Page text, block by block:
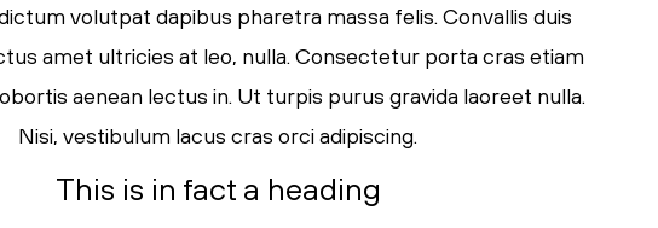
volutpat dapibus pharetra massa felis. Convallis duis
amet ultricies at leo, nulla. Consectetur porta cras etiam
aenean lectus in. Ut turpis purus gravida laoreet nulla.
Nisi, vestibulum lacus cras orci adipiscing.
This is in fact a heading